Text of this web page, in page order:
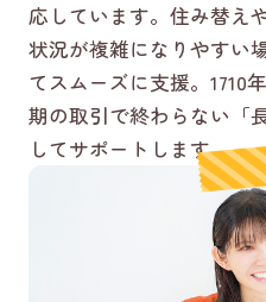
応しています。住み替え
状況が複雑になりやすい
てスムーズに支援。1710
期の取引で終わらない「
してサポートします。